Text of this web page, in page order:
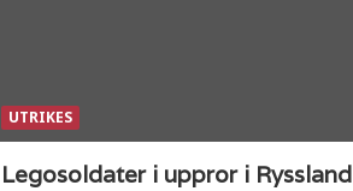
UTRIKES
Legosoldater i uppror i Ryssland